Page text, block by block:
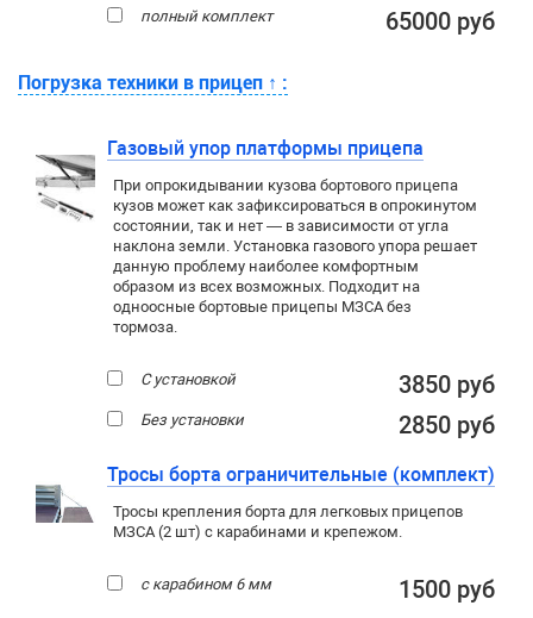
полный комплект 65000 руб
Погрузка техники в прицеп ↑ :
Газовый упор платформы прицепа
При опрокидывании кузова бортового прицепа
кузов может как зафиксироваться в опрокинутом
состоянии, так и нет — в зависимости от угла
наклона земли. Установка газового упора решает
данную проблему наиболее комфортным
образом из всех возможных. Подходит на
одноосные бортовые прицепы МЗСА без
тормоза.
С установкой 3850 руб
Без установки 2850 руб
Тросы борта ограничительные (комплект)
Тросы крепления борта для легковых прицепов
МЗСА (2 шт) с карабинами и крепежом.
с карабином 6 мм 1500 руб